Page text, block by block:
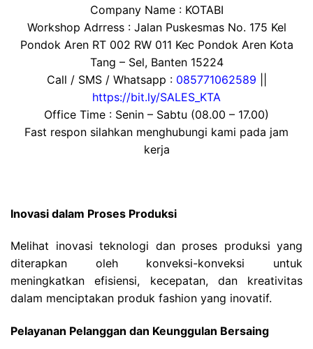
Company Name : KOTABI
Workshop Adrress : Jalan Puskesmas No. 175 Kel
Pondok Aren RT 002 RW 011 Kec Pondok Aren Kota
Tang – Sel, Banten 15224
Call / SMS / Whatsapp : 085771062589
https://bit.ly/SALES_KTA
Office Time : Senin – Sabtu (08.00 – 17.00)
Fast respon silahkan menghubungi kami pada jam
kerja
Inovasi dalam Proses Produksi
Melihat inovasi teknologi dan proses produksi yang
diterapkan oleh konveksi-konveksi untuk
meningkatkan efisiensi, kecepatan, dan kreativitas
dalam menciptakan produk fashion yang inovatif.
Pelayanan Pelanggan dan Keunggulan Bersaing